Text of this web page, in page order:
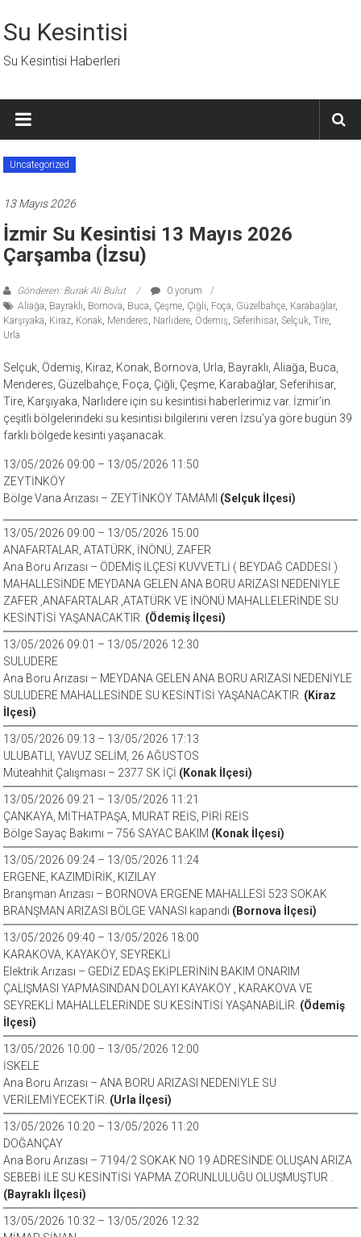
geç
Su Kesintisi
Su Kesintisi Haberleri
Uncategorized
13 Mayıs 2026
İzmir Su Kesintisi 13 Mayıs 2026
Çarşamba (İzsu)
Gönderen: Burak Ali Bulut
0 yorum
Aliağa, Bayraklı, Bornova, Buca, Çeşme, Çiğli, Foça, Güzelbahçe, Karabağlar,
Karşıyaka, Kiraz, Konak, Menderes, Narlıdere, Ödemiş,Seferihisar,Selçuk,Tire,
Urla
Selçuk, Ödemiş, Kiraz, Konak, Bornova, Urla, Bayraklı, Aliağa, Buca,
Menderes, Güzelbahçe, Foça, Çiğli, Çeşme, Karabağlar, Seferihisar,
Tire, Karşıyaka, Narlıdere için su kesintisi haberlerimiz var. İzmir’in
çeşitli bölgelerindeki su kesintisi bilgilerini veren İzsu’ya göre bugün 39
farklı bölgede kesinti yaşanacak.
13/05/2026 09:00 – 13/05/2026 11:50
ZEYTİNKÖY
Bölge Vana Arızası – ZEYTİNKÖY TAMAMI (Selçuk İlçesi)
13/05/2026 09:00 – 13/05/2026 15:00
ANAFARTALAR, ATATÜRK, İNÖNÜ, ZAFER
Ana Boru Arızası – ÖDEMİŞ İLÇESİ KUVVETLİ ( BEYDAĞ CADDESİ )
MAHALLESİNDE MEYDANA GELEN ANA BORU ARIZASI NEDENİYLE
ZAFER ,ANAFARTALAR ,ATATÜRK VE İNÖNÜ MAHALLELERİNDE SU
KESİNTİSİ YAŞANACAKTIR. (Ödemiş İlçesi)
13/05/2026 09:01 – 13/05/2026 12:30
SULUDERE
Ana Boru Arızası – MEYDANA GELEN ANA BORU ARIZASI NEDENİYLE
SULUDERE MAHALLESİNDE SU KESİNTİSİ YAŞANACAKTIR. (Kiraz
İlçesi)
13/05/2026 09:13 – 13/05/2026 17:13
ULUBATLI, YAVUZ SELİM, 26 AĞUSTOS
Müteahhit Çalışması – 2377 SK İÇİ (Konak İlçesi)
13/05/2026 09:21 – 13/05/2026 11:21
ÇANKAYA, MİTHATPAŞA, MURAT REİS, PİRİ REİS
Bölge Sayaç Bakımı – 756 SAYAC BAKIM (Konak İlçesi)
13/05/2026 09:24 – 13/05/2026 11:24
ERGENE, KAZIMDİRİK, KIZILAY
Branşman Arızası – BORNOVA ERGENE MAHALLESİ 523 SOKAK
BRANŞMAN ARIZASI BÖLGE VANASI kapandı (Bornova İlçesi)
13/05/2026 09:40 – 13/05/2026 18:00
KARAKOVA, KAYAKÖY, SEYREKLİ
Elektrik Arızası – GEDİZ EDAŞ EKİPLERİNİN BAKIM ONARIM
ÇALIŞMASI YAPMASINDAN DOLAYI KAYAKÖY , KARAKOVA VE
SEYREKLİ MAHALLELERİNDE SU KESİNTİSİ YAŞANABİLİR. (Ödemiş
İlçesi)
13/05/2026 10:00 – 13/05/2026 12:00
İSKELE
Ana Boru Arızası – ANA BORU ARIZASI NEDENİYLE SU
VERİLEMİYECEKTİR. (Urla İlçesi)
13/05/2026 10:20 – 13/05/2026 11:20
DOĞANÇAY
Ana Boru Arızası – 7194/2 SOKAK NO 19 ADRESİNDE OLUŞAN ARIZA
SEBEBİ İLE SU KESİNTİSİ YAPMA ZORUNLULUĞU OLUŞMUŞTUR .
(Bayraklı İlçesi)
13/05/2026 10:32 – 13/05/2026 12:32